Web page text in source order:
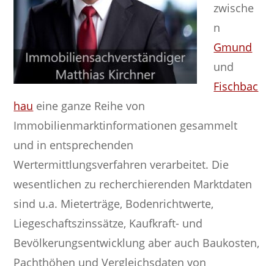
zwische
n
Gmund
und
Fischbac
hau eine ganze Reihe von
Immobilienmarktinformationen gesammelt
und in entsprechenden
Wertermittlungsverfahren verarbeitet. Die
wesentlichen zu recherchierenden Marktdaten
sind u.a. Mieterträge, Bodenrichtwerte,
Liegeschaftszinssätze, Kaufkraft- und
Bevölkerungsentwicklung aber auch Baukosten,
Pachthöhen und Vergleichsdaten von